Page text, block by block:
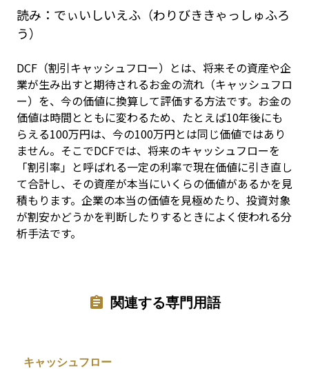
読み： でぃいしいえふ（わりびききゃっしゅふろ
う）
DCF（割引キャッシュフロー）とは、将来その資産や企
業が生み出すと期待されるお金の流れ（キャッシュフロ
ー）を、今の価値に換算して評価する方法です。お金の
価値は時間とともに変わるため、たとえば10年後にも
らえる100万円は、今の100万円とは同じ価値ではあり
ません。そこでDCFでは、将来のキャッシュフローを
「割引率」と呼ばれる一定の利率で現在価値に引き直し
て合計し、その資産が本当にいくらの価値があるかを見
積もります。企業の本当の価値を見極めたり、投資対象
が割安かどうかを判断したりするときによく使われる分
析手法です。
関連する専門用語
キャッシュフロー